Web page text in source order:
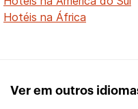
Hotéis na África
Ver em outros